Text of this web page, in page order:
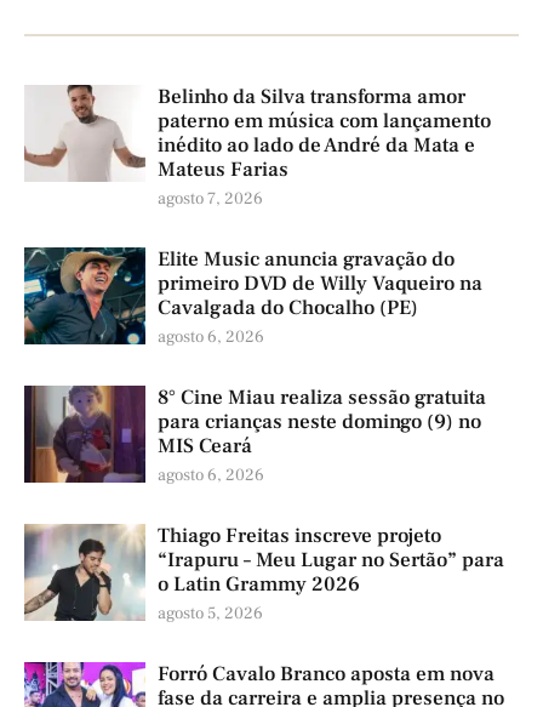
Belinho da Silva transforma amor
paterno em música com lançamento
inédito ao lado de André da Mata e
Mateus Farias
agosto 7, 2026
Elite Music anuncia gravação do
primeiro DVD de Willy Vaqueiro na
Cavalgada do Chocalho (PE)
agosto 6, 2026
8° Cine Miau realiza sessão gratuita
para crianças neste domingo (9) no
MIS Ceará
agosto 6, 2026
Thiago Freitas inscreve projeto
“Irapuru – Meu Lugar no Sertão” para
o Latin Grammy 2026
agosto 5, 2026
Forró Cavalo Branco aposta em nova
fase da carreira e amplia presença no